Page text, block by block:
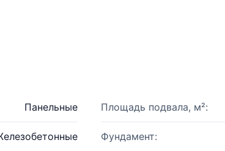
Панельные Площадь подвала, м²:
Фундамент: